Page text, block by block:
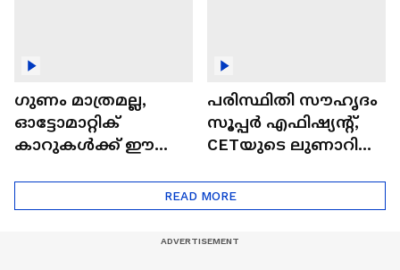
ഗുണം മാത്രമല്ല,
ഓട്ടോമാറ്റിക്
കാറുകൾക്ക് ഈ
പരിസ്ഥിതി സൗഹൃദം
സൂപ്പർ എഫിഷ്യന്റ്,
CETയുടെ ലുണാറിസ്
Eco Marathon 2025
READ MORE